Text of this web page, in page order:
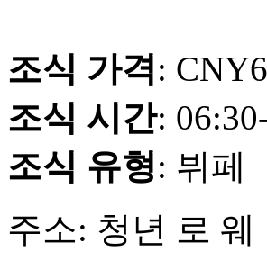
조식 가격:
조식 시간:
조식 유형: 뷔페
주소: 청년 로